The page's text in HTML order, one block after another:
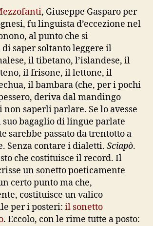
è
record
, Giuseppe Gasparo per
fu linguista d’eccezione nel
al punto che si
saper soltanto leggere il
il tibetano, l’islandese, il
il frisone, il lettone, il
il bambara (che, per i pochi
deriva dal mandingo
saperli parlare. Se lo avesse
suo bagaglio di lingue parlate
sarebbe passato da trentotto a
Senza contare i dialetti. Sciapò.
che costituisce il record. Il
un sonetto poeticamente
certo punto ma che,
costituisce un valico
per i posteri: il sonetto
. Eccolo, con le rime tutte a posto: